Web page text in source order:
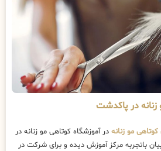
در پاکدشت
مو زنانه در آموزشگاه کوتاهی مو زنانه در
باتجربه مرکز آموزش دیده و برای شرکت در